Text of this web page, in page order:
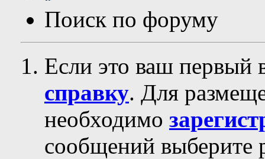
Поиск по форуму
Если это ваш первый
справку. Для
необходимо
сообщений выберите